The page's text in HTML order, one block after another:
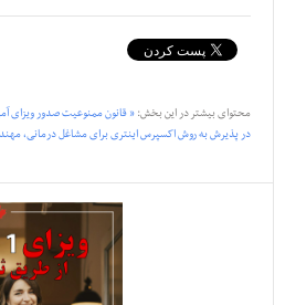
محتوای بیشتر در این بخش:« قانون ممنوعیت صدور ویزای
در پذیرش به روش اکسپرس اینتری برای مشاغل درمانی,